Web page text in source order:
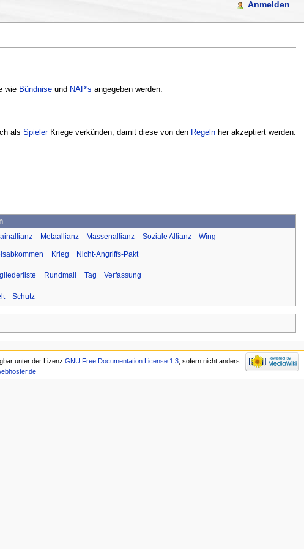
wie Bündniseund NAP's angegeben werden.
als SpielerKriege verkünden, damit diese von den Regelnher akzeptiert werden.
Metaallianz Massenallianz Soziale Allianz Wing
Krieg
Nicht-Angriffs-Pakt
Rundmail Tag Verfassung
Schutz
Anmelden
unter der LizenzGNU Free Documentation License 1.3 , sofern nicht anders